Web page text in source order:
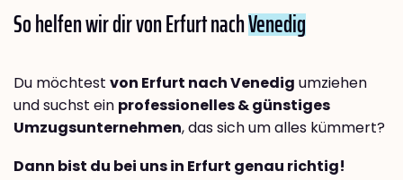
So helfen wir dir von Erfurt nachVenedig
Du möchtest von Erfurt nach Venedig umziehen
und suchst ein professionelles & günstiges
Umzugsunternehmen, das sich um alles kümmert?
Dann bist du bei uns in Erfurt genau richtig!